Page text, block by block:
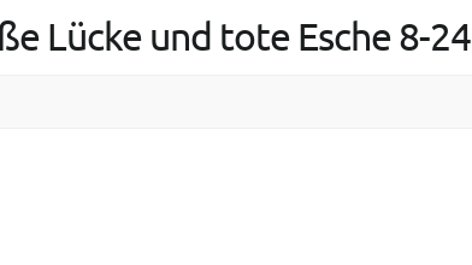
Lücke und tote Esche 8-24